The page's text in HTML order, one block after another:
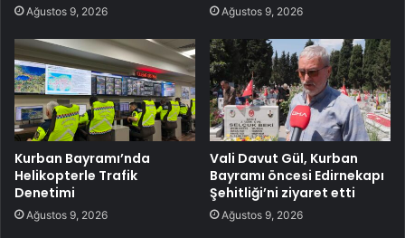
Ağustos 9, 2026 Ağustos 9, 2026
Kurban Bayramı’nda
Helikopterle Trafik
Denetimi
Ağustos 9, 2026
Vali Davut Gül, Kurban
Bayramı öncesi Edirnekapı
Şehitliği’ni ziyaret etti
Ağustos 9, 2026